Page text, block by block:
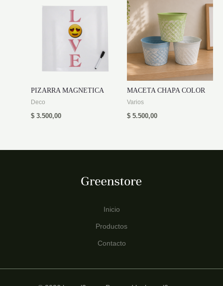
PIZARRA MAGNETICA
Deco
$ 3.500,00
MACETA CHAPA COLOR
Varios
$ 5.500,00
Inicio
Productos
Contacto